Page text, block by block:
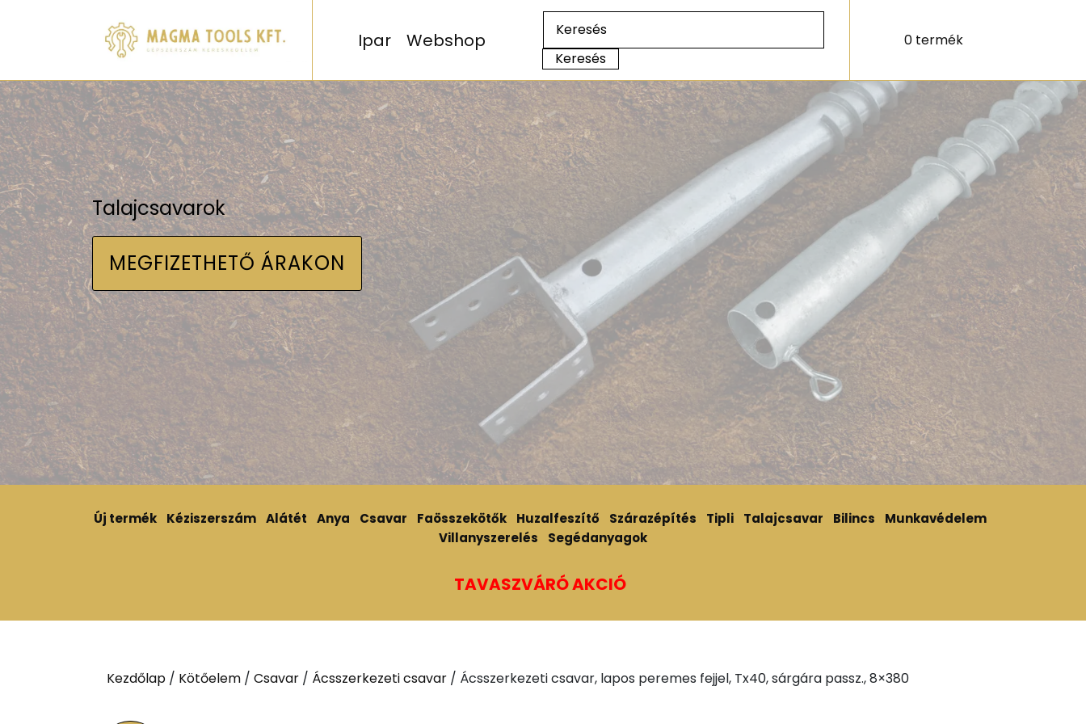
Ipar Webshop 0 termék
Talajcsavarok
MEGFIZETHETŐ ÁRAKON
Új termék Kéziszerszám Alátét Anya Csavar Faösszekötők Huzalfeszítő Szárazépítés Tipli Talajcsavar Bilincs
Munkavédelem
Villanyszerelés
Segédanyagok
TAVASZVÁRÓ AKCIÓ
Kezdőlap / Kötőelem / Csavar / Ácsszerkezeti csavar / Ácsszerkezeti csavar, lapos peremes fejjel, Tx40, sárgára passz., 8×380